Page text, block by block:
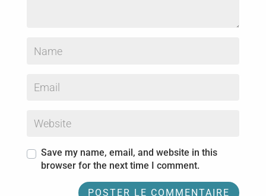
Save my name, email, and website in this
browser for the next time I comment.